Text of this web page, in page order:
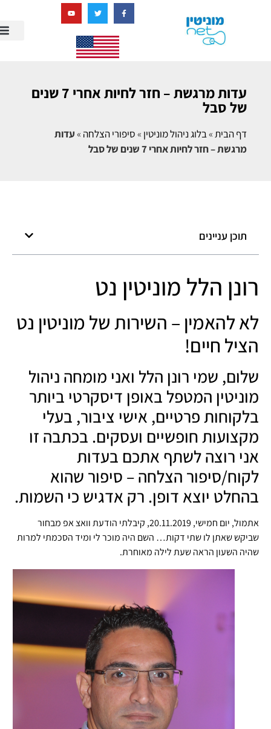
עדות מרגשת – חזר לחיות אחרי 7 שנים
של סבל
דף הבית»בלוג ניהול מוניטין»סיפורי הצלחה»עדות
מרגשת – חזר לחיות אחרי 7 שנים של סבל
תוכן עניינים
רונן הלל מוניטין נט
לא להאמין – השירות של מוניטין נט
הציל חיים!
שלום, שמי רונן הלל ואני מומחה ניהול
מוניטין המטפל באופן דיסקרטי ביותר
בלקוחות פרטיים, אישי ציבור, בעלי
מקצועות חופשיים ועסקים. בכתבה זו
אני רוצה לשתף אתכם בעדות
לקוח/סיפור הצלחה – סיפור שהוא
בהחלט יוצא דופן. רק אדגיש כי השמות.
אתמול, יום חמישי, 20.11.2019, קיבלתי הודעת וואצ אפ מבחור
שביקש שאתן לו שתי דקות… השם היה מוכר לי ומיד הסכמתי למרות
שהיה השעון הראה שעת לילה מאוחרת.